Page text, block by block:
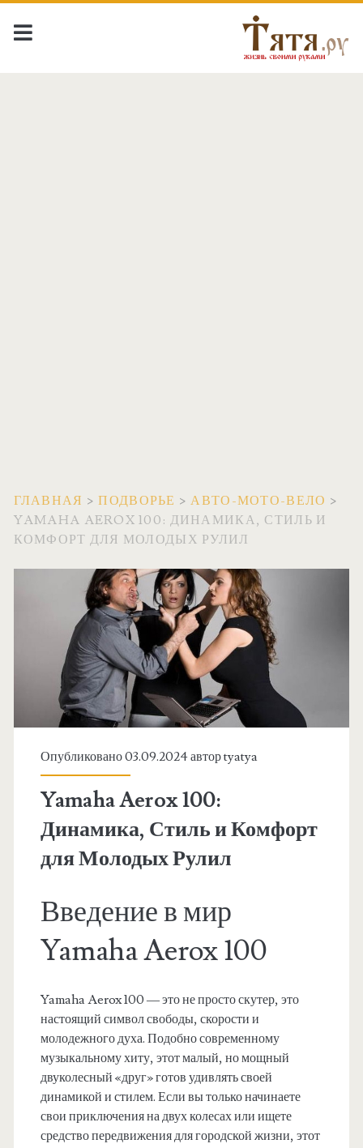
ГЛАВНАЯ >ПОДВОРЬЕ >АВТО-МОТО-ВЕЛО >
YAMAHA AEROX 100: ДИНАМИКА, СТИЛЬ И
КОМФОРТ ДЛЯ МОЛОДЫХ РУЛИЛ
Опубликовано 03.09.2024 авторtyatya
Yamaha Aerox 100:
Динамика, Стиль и Комфорт
для Молодых Рулил
Введение в мир
Yamaha Aerox 100
Yamaha Aerox 100 — это не просто скутер, это
настоящий символ свободы, скорости и
молодежного духа. Подобно современному
музыкальному хиту, этот малый, но мощный
двуколесный «друг» готов удивлять своей
динамикой и стилем. Если вы только начинаете
свои приключения на двух колесах или ищете
средство передвижения для городской жизни, этот